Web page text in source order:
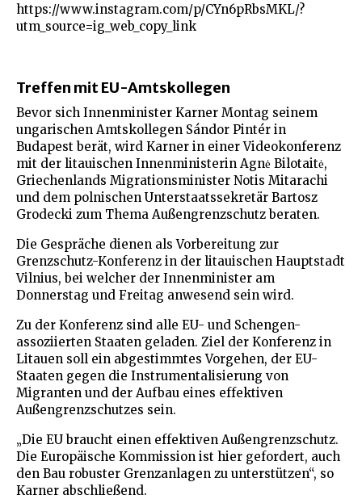
https://www.instagram.com/p/CYn6pRbsMKL/?
utm_source=ig_web_copy_link
Treffen mit EU-Amtskollegen
Bevor sich Innenminister Karner Montag seinem
ungarischen Amtskollegen Sándor Pintér in
Budapest berät, wird Karner in einer Videokonferenz
mit der litauischen Innenministerin Agnė Bilotaitė,
Griechenlands Migrationsminister Notis Mitarachi
und dem polnischen Unterstaatssekretär Bartosz
Grodecki zum Thema Außengrenzschutz beraten.
Die Gespräche dienen als Vorbereitung zur
Grenzschutz-Konferenz in der litauischen Hauptstadt
Vilnius, bei welcher der Innenminister am
Donnerstag und Freitag anwesend sein wird.
Zu der Konferenz sind alle EU- und Schengen-
assoziierten Staaten geladen. Ziel der Konferenz in
Litauen soll ein abgestimmtes Vorgehen, der EU-
Staaten gegen die Instrumentalisierung von
Migranten und der Aufbau eines effektiven
Außengrenzschutzes sein.
„Die EU braucht einen effektiven Außengrenzschutz.
Die Europäische Kommission ist hier gefordert, auch
den Bau robuster Grenzanlagen zu unterstützen“, so
Karner abschließend.